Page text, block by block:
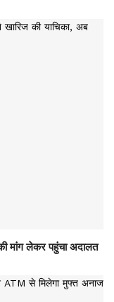
मांग लेकर पहुंचा अदालत